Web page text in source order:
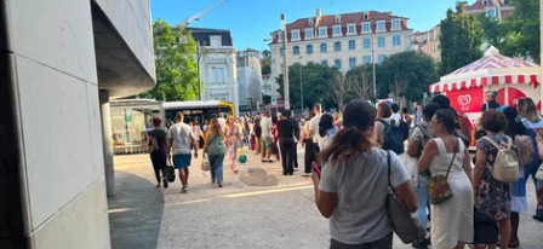
terceiro mês consecutivo de calor excecional na
Europa Ocidental, elevando a temperatura
combinada de junho e julho a um novo recorde
para a região”.